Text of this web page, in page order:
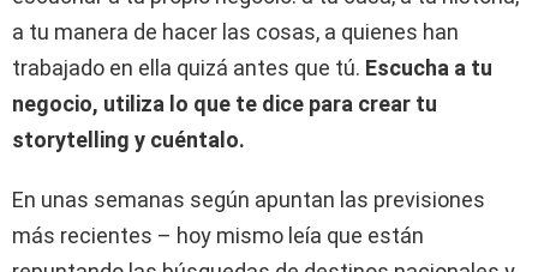
a tu manera de hacer las cosas, a quienes han
trabajado en ella quizá antes que tú. Escucha a tu
negocio, utiliza lo que te dice para crear tu
storytelling y cuéntalo.
En unas semanas según apuntan las previsiones
más recientes – hoy mismo leía que están